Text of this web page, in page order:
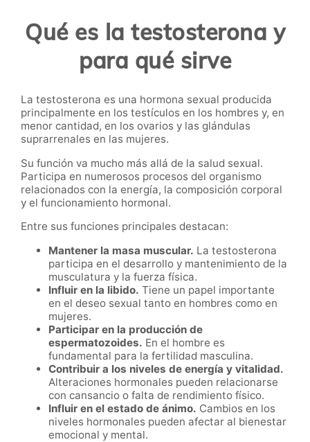
Qué es la testosterona y
para qué sirve
La testosterona es una hormona sexual producida
principalmente en los testículos en los hombres y, en
menor cantidad, en los ovarios y las glándulas
suprarrenales en las mujeres.
Su función va mucho más allá de la salud sexual.
Participa en numerosos procesos del organismo
relacionados con la energía, la composición corporal
y el funcionamiento hormonal.
Entre sus funciones principales destacan:
Mantener la masa muscular. La testosterona
participa en el desarrollo y mantenimiento de la
musculatura y la fuerza física.
Influir en la libido. Tiene un papel importante
en el deseo sexual tanto en hombres como en
mujeres.
Participar en la producción de
espermatozoides. En el hombre es
fundamental para la fertilidad masculina.
Contribuir a los niveles de energía y vitalidad.
Alteraciones hormonales pueden relacionarse
con cansancio o falta de rendimiento físico.
Influir en el estado de ánimo. Cambios en los
niveles hormonales pueden afectar al bienestar
emocional y mental.